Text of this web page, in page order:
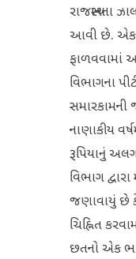
રાજસ્થાનના
આવી છે. એક
ફાળવવામાં
વિભાગના
નાણાકીય
રૂપિયાનું
વિભાગ
જણાવાયું છે
ચિહ્નિત
છતનો એક